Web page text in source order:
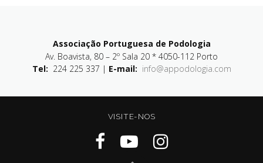
Associação Portuguesa de Podologia
Av. Boavista, 80 – 2º Sala 20 * 4050-112 Porto
Tel: 224 225 337 | E-mail: info@appodologia.com
VISITE-NOS